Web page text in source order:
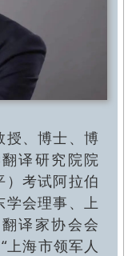
授、博士、博
译研究院院
）考试阿拉伯
学会理事、上
译家协会会
上海市领军人